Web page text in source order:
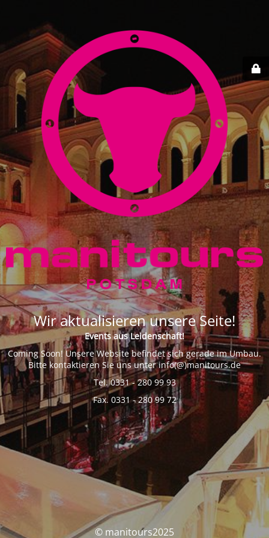
Wir aktualisieren unsere Seite!
Events aus Leidenschaft!
Coming Soon! Unsere Website befindet sich gerade im Umbau.
Bitte kontaktieren Sie uns unter info(@)manitours.de
Tel. 0331 - 280 99 93
Fax. 0331 - 280 99 72
© manitours2025